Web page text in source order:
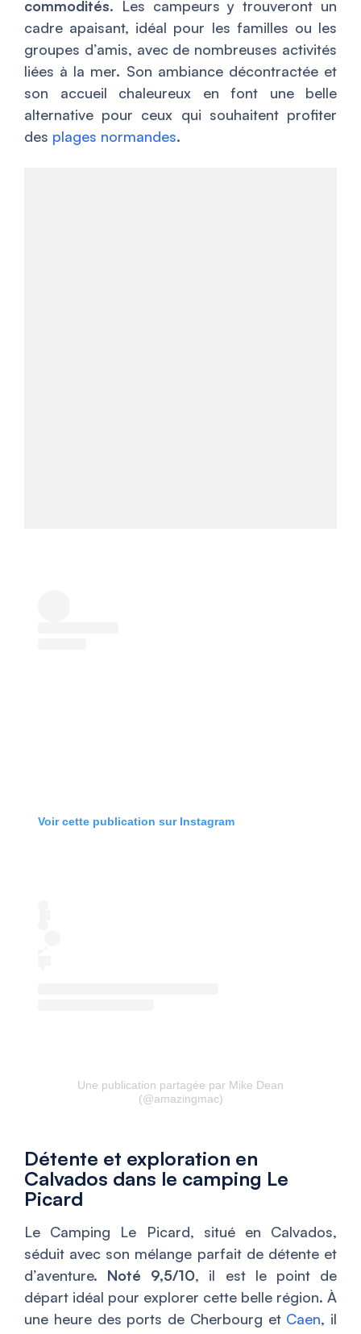
commodités. Les campeurs y trouveront un
cadre apaisant, idéal pour les familles ou les
groupes d’amis, avec de nombreuses activités
liées à la mer. Son ambiance décontractée et
son accueil chaleureux en font une belle
alternative pour ceux qui souhaitent profiter
des plages normandes.
Voir cette publication sur Instagram
Une publication partagée par Mike Dean
(@amazingmac)
Détente et exploration en
Calvados dans le camping Le
Picard
Le Camping Le Picard, situé en Calvados,
séduit avec son mélange parfait de détente et
d’aventure. Noté 9,5/10, il est le point de
départ idéal pour explorer cette belle région. À
une heure des ports de Cherbourg et Caen, il